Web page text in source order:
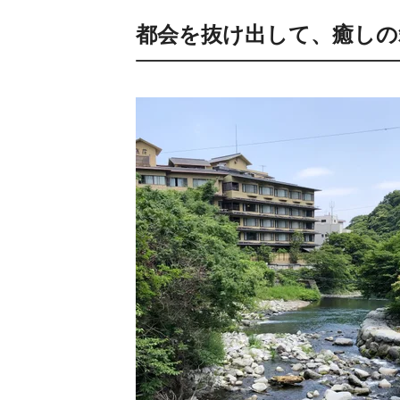
都会を抜け出して、癒し